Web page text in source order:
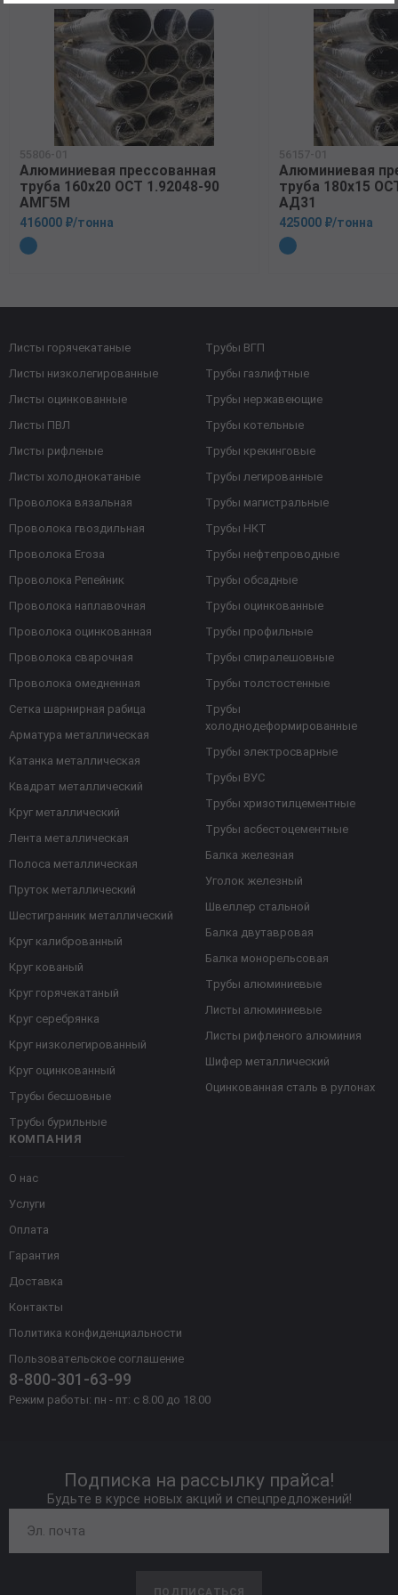
55806-01
Алюминиевая прессованная
труба 160х20 ОСТ 1.92048-90
АМГ5М
416000 ₽/тонна
56157-01
Алюминиевая
труба 180х15
АД31
425000 ₽/тонна
КОМПАНИЯ
О нас
Услуги
Оплата
Гарантия
Доставка
Контакты
Политика конфиденциальности
Пользовательское соглашение
8-800-301-63-99
Режим работы: пн - пт: с 8.00 до 18.00
Листы горячекатаные
Листы низколегированные
Листы оцинкованные
Листы ПВЛ
Листы рифленые
Листы холоднокатаные
Проволока вязальная
Проволока гвоздильная
Проволока Егоза
Проволока Репейник
Проволока наплавочная
Проволока оцинкованная
Проволока сварочная
Проволока омедненная
Сетка шарнирная рабица
Арматура металлическая
Катанка металлическая
Квадрат металлический
Круг металлический
Лента металлическая
Полоса металлическая
Пруток металлический
Шестигранник металлический
Круг калиброванный
Круг кованый
Круг горячекатаный
Круг серебрянка
Круг низколегированный
Круг оцинкованный
Трубы бесшовные
Трубы бурильные
Трубы ВГП
Трубы газлифтные
Трубы нержавеющие
Трубы котельные
Трубы крекинговые
Трубы легированные
Трубы магистральные
Трубы НКТ
Трубы нефтепроводные
Трубы обсадные
Трубы оцинкованные
Трубы профильные
Трубы спиралешовные
Трубы толстостенные
Трубы
холоднодеформированные
Трубы электросварные
Трубы ВУС
Трубы хризотилцементные
Трубы асбестоцементные
Балка железная
Уголок железный
Швеллер стальной
Балка двутавровая
Балка монорельсовая
Трубы алюминиевые
Листы алюминиевые
Листы рифленого алюминия
Шифер металлический
Оцинкованная сталь в рулонах
Подписка на рассылку прайса!
Будьте в курсе новых акций и спецпредложений!
ПОДПИСАТЬСЯ